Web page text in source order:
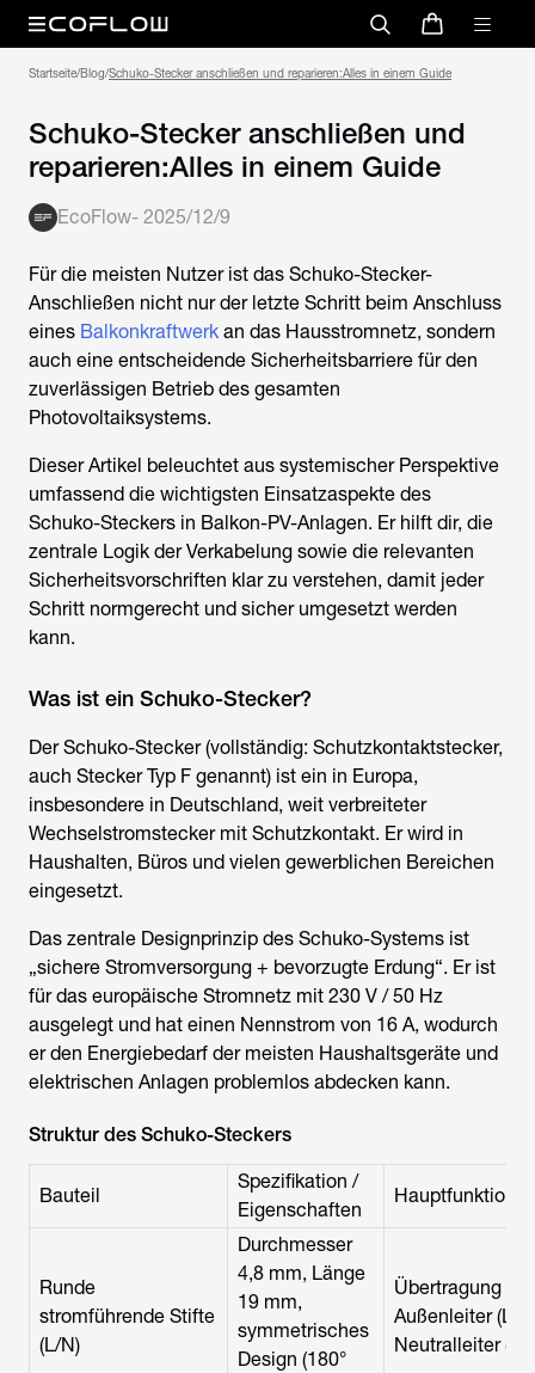
Startseite/Blog/Schuko-Stecker anschließen und reparieren:Alles in einem Guide
Schuko-Stecker anschließen und
reparieren:Alles in einem Guide
EcoFlow- 2025/12/9
Für die meisten Nutzer ist das Schuko-Stecker-
Anschließen nicht nur der letzte Schritt beim Anschluss
eines Balkonkraftwerk an das Hausstromnetz, sondern
auch eine entscheidende Sicherheitsbarriere für den
zuverlässigen Betrieb des gesamten
Photovoltaiksystems.
Dieser Artikel beleuchtet aus systemischer Perspektive
umfassend die wichtigsten Einsatzaspekte des
Schuko-Steckers in Balkon-PV-Anlagen. Er hilft dir, die
zentrale Logik der Verkabelung sowie die relevanten
Sicherheitsvorschriften klar zu verstehen, damit jeder
Schritt normgerecht und sicher umgesetzt werden
kann.
Was ist ein Schuko-Stecker?
Der Schuko-Stecker (vollständig: Schutzkontaktstecker,
auch Stecker Typ F genannt) ist ein in Europa,
insbesondere in Deutschland, weit verbreiteter
Wechselstromstecker mit Schutzkontakt. Er wird in
Haushalten, Büros und vielen gewerblichen Bereichen
eingesetzt.
Das zentrale Designprinzip des Schuko-Systems ist
„sichere Stromversorgung + bevorzugte Erdung“. Er ist
für das europäische Stromnetz mit 230 V / 50 Hz
ausgelegt und hat einen Nennstrom von 16 A, wodurch
er den Energiebedarf der meisten Haushaltsgeräte und
elektrischen Anlagen problemlos abdecken kann.
Struktur des Schuko-Steckers
Bauteil
Spezifikation /
Eigenschaften
Hauptfunktion
Runde
stromführende Stifte
(L/N)
Durchmesser
4,8 mm, Länge
19 mm,
symmetrisches
Design (180°
Übertragung
Außenleiter (L)
Neutralleiter (N)